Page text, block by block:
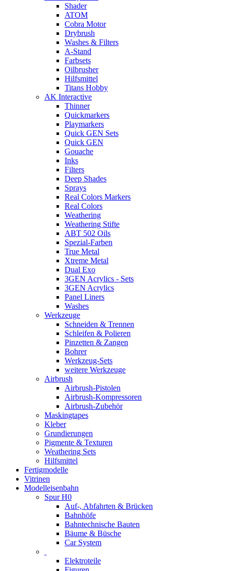
Shader
ATOM
Cobra Motor
Drybrush
Washes & Filters
A-Stand
Farbsets
Oilbrusher
Hilfsmittel
Titans Hobby
AK Interactive
Thinner
Quickmarkers
Playmarkers
Quick GEN Sets
Quick GEN
Gouache
Inks
Filters
Deep Shades
Sprays
Real Colors Markers
Real Colors
Weathering
Weathering Stifte
ABT 502 Oils
Spezial-Farben
True Metal
Xtreme Metal
Dual Exo
3GEN Acrylics - Sets
3GEN Acrylics
Panel Liners
Washes
Werkzeuge
Schneiden & Trennen
Schleifen & Polieren
Pinzetten & Zangen
Bohrer
Werkzeug-Sets
weitere Werkzeuge
Airbrush
Airbrush-Pistolen
Airbrush-Kompressoren
Airbrush-Zubehör
Maskingtapes
Kleber
Grundierungen
Pigmente & Texturen
Weathering Sets
Hilfsmittel
Fertigmodelle
Vitrinen
Modelleisenbahn
Spur H0
Auf-, Abfahrten & Brücken
Bahnhöfe
Bahntechnische Bauten
Bäume & Büsche
Car System
Elektroteile